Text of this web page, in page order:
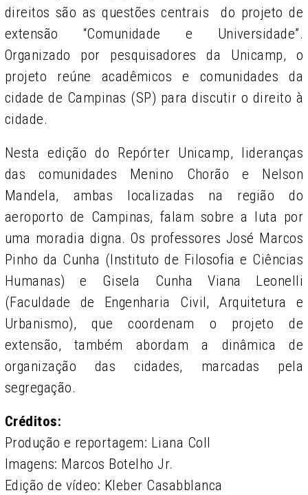
direitos são as questões centrais do projeto de
extensão “Comunidade e Universidade”.
Organizado por pesquisadores da Unicamp, o
projeto reúne acadêmicos e comunidades da
cidade de Campinas (SP) para discutir o direito à
cidade.
Nesta edição do Repórter Unicamp, lideranças
das comunidades Menino Chorão e Nelson
Mandela, ambas localizadas na região do
aeroporto de Campinas, falam sobre a luta por
uma moradia digna. Os professores José Marcos
Pinho da Cunha (Instituto de Filosofia e Ciências
Humanas) e Gisela Cunha Viana Leonelli
(Faculdade de Engenharia Civil, Arquitetura e
Urbanismo), que coordenam o projeto de
extensão, também abordam a dinâmica de
organização das cidades, marcadas pela
segregação.
Créditos:
Produção e reportagem: Liana Coll
Imagens: Marcos Botelho Jr.
Edição de vídeo: Kleber Casabblanca